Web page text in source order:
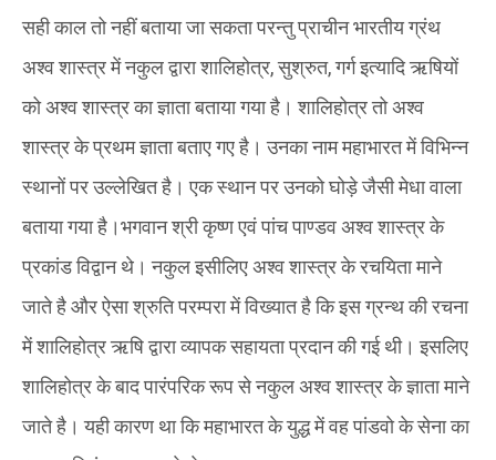
सही काल तो नहीं बताया जा सकता परन्तु प्राचीन भारतीय ग्रंथ
अश्व शास्त्र में नकुल द्वारा शालिहोत्र, सुश्रुत, गर्ग इत्यादि ऋषियों
को अश्व शास्त्र का ज्ञाता बताया गया है। शालिहोत्र तो अश्व
शास्त्र के प्रथम ज्ञाता बताए गए है। उनका नाम महाभारत में विभिन्न
स्थानों पर उल्लेखित है। एक स्थान पर उनको घोड़े जैसी मेधा वाला
बताया गया है।भगवान श्री कृष्ण एवं पांच पाण्डव अश्व शास्त्र के
प्रकांड विद्वान थे। नकुल इसीलिए अश्व शास्त्र के रचयिता माने
जाते है और ऐसा श्रुति परम्परा में विख्यात है कि इस ग्रन्थ की रचना
में शालिहोत्र ऋषि द्वारा व्यापक सहायता प्रदान की गई थी। इसलिए
शालिहोत्र के बाद पारंपरिक रूप से नकुल अश्व शास्त्र के ज्ञाता माने
जाते है। यही कारण था कि महाभारत के युद्ध में वह पांडवो के सेना का